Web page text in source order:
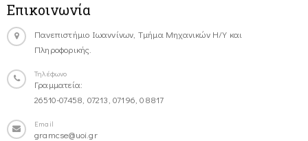
Επικοινωνία
Πανεπιστήμιο Ιωαννίνων, Τμήμα Μηχανικών Η/Υ και
Πληροφορικής.
Τηλέφωνο
Γραμματεία:
26510-07458, 07213, 07196, 08817
Email
gramcse@uoi.gr